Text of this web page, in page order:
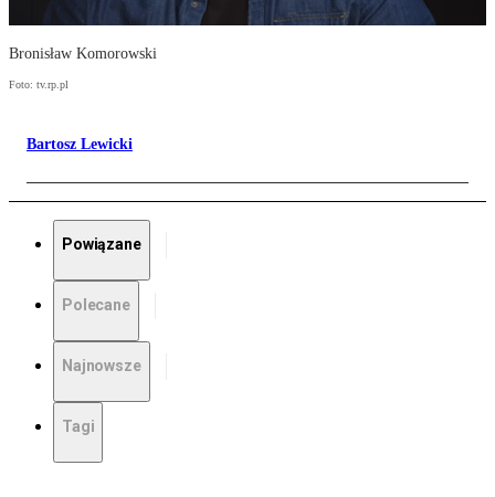
Bronisław Komorowski
Foto: tv.rp.pl
Bartosz Lewicki
Powiązane
Polecane
Najnowsze
Tagi